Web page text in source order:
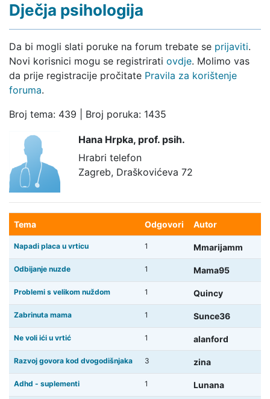
Dječja psihologija
Da bi mogli slati poruke na forum trebate se prijaviti.
Novi korisnici mogu se registrirati ovdje. Molimo vas
da prije registracije pročitate Pravila za korištenje
foruma.
Broj tema: 439 | Broj poruka: 1435
Hana Hrpka, prof. psih.
Hrabri telefon
Zagreb, Draškovićeva 72
Tema Odgovori Autor
Napadi placa u vrticu 1 Mmarijamm
Odbijanje nuzde 1 Mama95
Problemi s velikom nuždom 1 Quincy
Zabrinuta mama 1 Sunce36
Ne voli ići u vrtić 1 alanford
Razvoj govora kod dvogodišnjaka 3 zina
Adhd - suplementi 1 Lunana